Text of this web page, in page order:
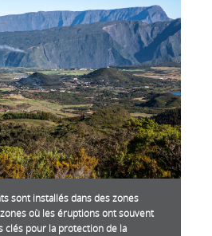
sont installés dans des zones
où les éruptions ont souvent
clés pour la protection de la